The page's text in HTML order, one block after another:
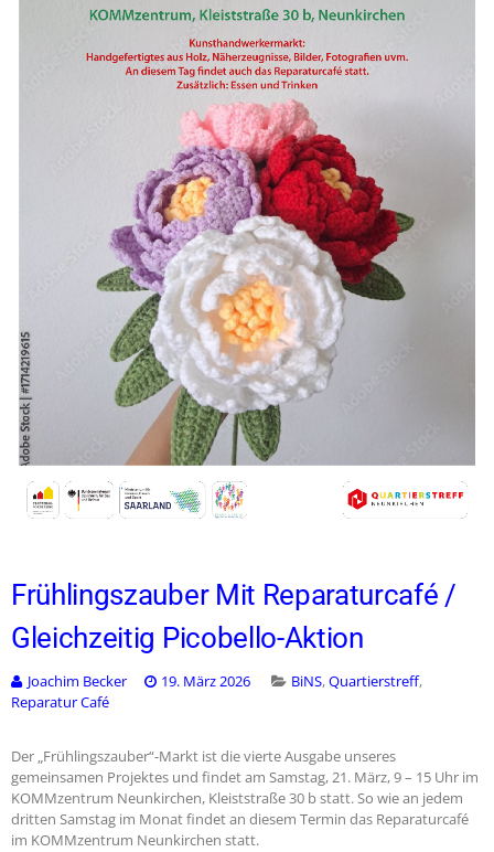
Frühlingszauber Mit Reparaturcafé /
Gleichzeitig Picobello-Aktion
Joachim Becker 19. März 2026 BiNS,Quartierstreff,
Reparatur Café
Der „Frühlingszauber“-Markt ist die vierte Ausgabe unseres
gemeinsamen Projektes und findet am Samstag, 21. März, 9 – 15 Uhr im
KOMMzentrum Neunkirchen, Kleiststraße 30 b statt. So wie an jedem
dritten Samstag im Monat findet an diesem Termin das Reparaturcafé
im KOMMzentrum Neunkirchen statt.